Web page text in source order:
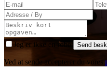
Jeg er ikke en robot Send
Ved at sende accepterer du vores